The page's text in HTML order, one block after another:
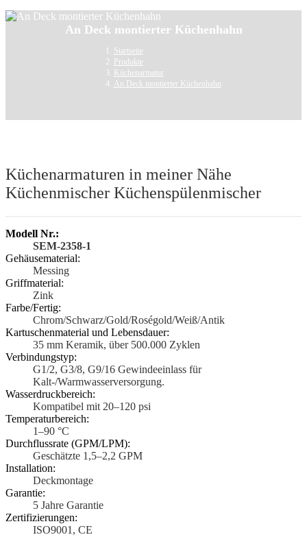
An Deck montierter Küchenhahn
Startseite
Produkte
Küchenarmatur
An Deck montierter Küchenhahn
Küchenarmaturen in meiner Nähe
Küchenmischer Küchenspülenmischer
Modell Nr.:
SEM-2358-1
Gehäusematerial:
Messing
Griffmaterial:
Zink
Farbe/Fertig:
Chrom/Schwarz/Gold/Roségold/Weiß/Antik
Kartuschenmaterial und Lebensdauer:
35 mm Keramik, über 500.000 Zyklen
Verbindungstyp:
G1/2, G3/8, G9/16 Gewindeeinlass für
Kalt-/Warmwasserversorgung.
Wasserdruckbereich:
Kompatibel mit 20–120 psi
Temperaturbereich:
1–90 °C
Durchflussrate (GPM/LPM):
Geschätzte 1,5–2,2 GPM
Installation:
Deckmontage
Garantie:
5 Jahre Garantie
Zertifizierungen:
ISO9001, CE